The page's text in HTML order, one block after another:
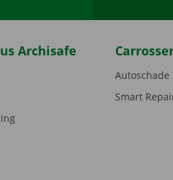
Archisafe
Autoschade
Smart